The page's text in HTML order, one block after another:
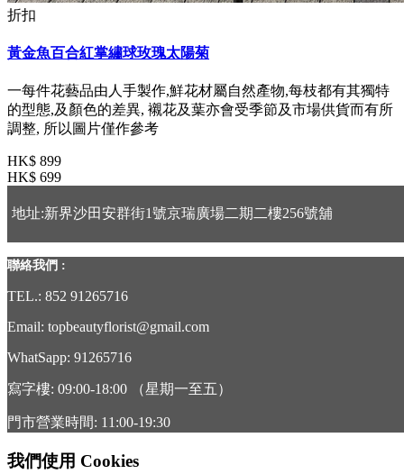
折扣
黃金魚百合紅掌繡球玫瑰太陽菊
一每件花藝品由人手製作,鮮花材屬自然產物,每枝都有其獨特
的型態,及顏色的差異, 襯花及葉亦會受季節及市場供貨而有所
調整, 所以圖片僅作參考
HK$ 899
HK$ 699
地址:新界沙田安群街1號京瑞廣場二期二樓256號舖
聯絡我們 :
TEL.: 852 91265716
Email: topbeautyflorist@gmail.com
WhatSapp: 91265716
寫字樓: 09:00-18:00 （星期一至五）
門市營業時間: 11:00-19:30
我們使用 Cookies